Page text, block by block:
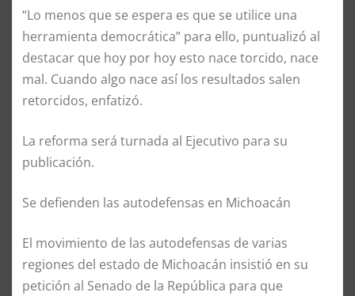
“Lo menos que se espera es que se utilice una
herramienta democrática” para ello, puntualizó al
destacar que hoy por hoy esto nace torcido, nace
mal. Cuando algo nace así los resultados salen
retorcidos, enfatizó.
La reforma será turnada al Ejecutivo para su
publicación.
Se defienden las autodefensas en Michoacán
El movimiento de las autodefensas de varias
regiones del estado de Michoacán insistió en su
petición al Senado de la República para que